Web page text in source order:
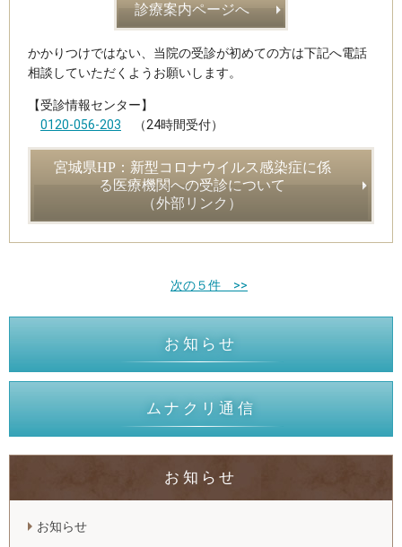
診療案内ページへ
かかりつけではない、当院の受診が初めての方は下記へ電話
相談していただくようお願いします。
【受診情報センター】
0120-056-203 （24時間受付）
宮城県HP：新型コロナウイルス感染症に係
る医療機関への受診について
（外部リンク）
次の５件 >>
お知らせ
ムナクリ通信
お知らせ
お知らせ